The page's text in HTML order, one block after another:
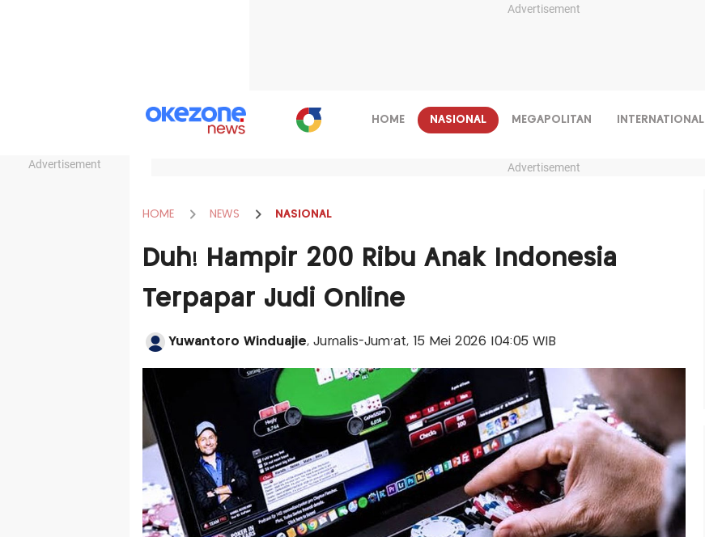
Advertisement
Advertisement
HOME NASIONAL MEGAPOLITAN INTERNATIONAL
Advertisement
HOME NEWS NASIONAL
Duh! Hampir 200 Ribu Anak Indonesia
Terpapar Judi Online
Yuwantoro Winduajie, Jurnalis-Jum'at, 15 Mei 2026 |04:05 WIB